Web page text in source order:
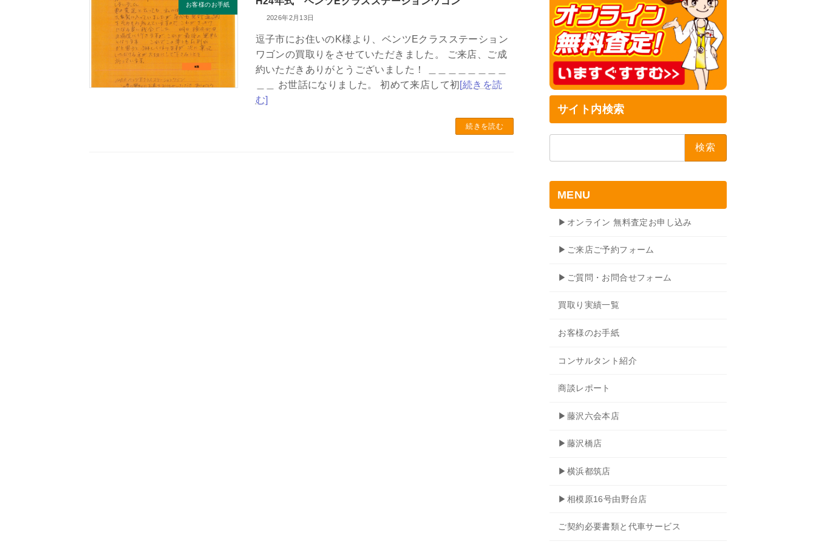
お客様のお手紙
2026年2月13日
逗子市にお住いのK様より、ベンツEクラスステーション
ワゴンの買取りをさせていただきました。 ご来店、ご成
約いただきありがとうございました！ ＿＿＿＿＿＿＿＿
＿＿ お世話になりました。 初めて来店して初[続きを読
む]
続きを読む
サイト内検索
索:
MENU
▶オンライン 無料査定お申し込み
▶ご来店ご予約フォーム
▶ご質問・お問合せフォーム
買取り実績一覧
お客様のお手紙
コンサルタント紹介
商談レポート
▶藤沢六会本店
▶藤沢橋店
▶横浜都筑店
▶相模原16号由野台店
ご契約必要書類と代車サービス